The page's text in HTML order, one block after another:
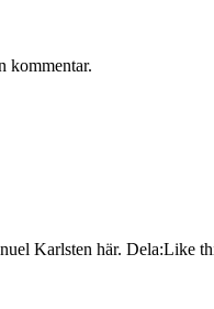
kommentar.
Karlsten här.